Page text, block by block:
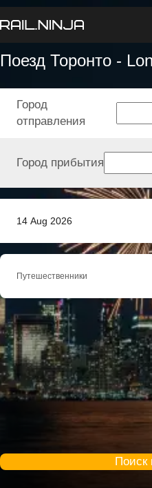
Поезд Торонто -
14 Aug 2026
Город
отправления
Город прибытия
Путешественники
Поиск